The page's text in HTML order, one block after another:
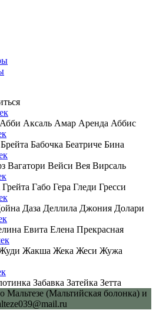
Аксаль Амар Аренда Аббис
Бабочка Беатриче Бина
Вагатори Вейси Вея Вирсаль
Габо Гера Гледи Гресси
Даза Деллила Джония Долари
Евита Елена Прекрасная
Жакша Жека Жеси Жужа
Забавка Затейка Зетта
(Мальтийская болонка) и